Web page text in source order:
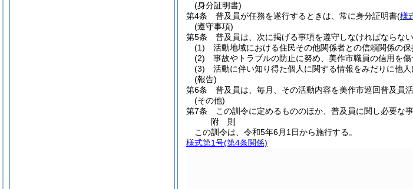
(身分証明書)
第4条
普及員が任務を遂行するときは、常に身分証明書(様
(遵守事項)
第5条
普及員は、次に掲げる事項を遵守しなければならない
(1)
活動地域における住民その他関係者との信頼関係の保
(2)
事故やトラブルの防止に努め、美作市職員の信用を傷
(3)
活動に伴い知り得た個人に関する情報をみだりに他
(報告)
第6条
普及員は、毎月、その活動内容を美作市巡回普及員
(その他)
第7条
この訓令に定めるもののほか、普及員に関し必要な
附 則
この訓令は、令和5年6月1日から施行する。
様式第1号(第4条関係)